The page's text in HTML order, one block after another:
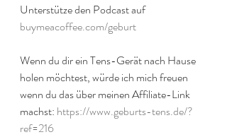
Unterstütze den Podcast auf
buymeacoffee.com/geburt
Wenn du dir ein Tens-Gerät nach Hause
holen möchtest, würde ich mich freuen
wenn du das über meinen Affiliate-Link
machst: https://www.geburts-tens.de/?
ref=216